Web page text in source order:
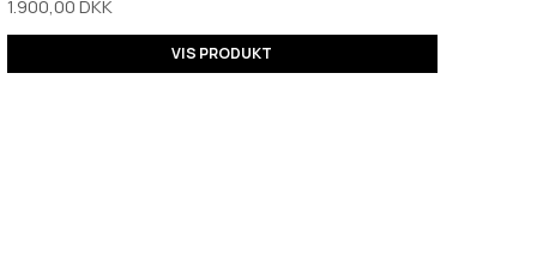
1.900,00 DKK
VIS PRODUKT